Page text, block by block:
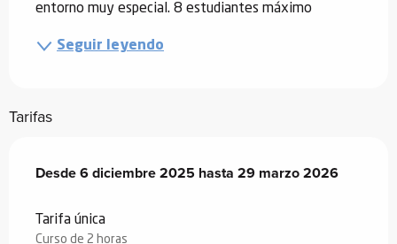
entorno muy especial. 8 estudiantes máximo
Seguir leyendo
Tarifas
Desde6 diciembre 2025 hasta 29 marzo 2026
Desde6 diciembre 2025 hasta 29 marzo 2026
Tarifa única
Curso de 2 horas